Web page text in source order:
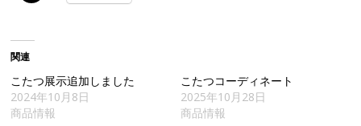
関連
こたつ展示追加しました
2024年10月8日
商品情報
こたつコーディネート
2025年10月28日
商品情報